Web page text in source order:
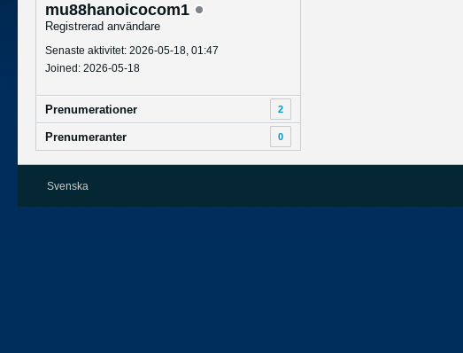
mu88hanoicocom1
Registrerad användare
Senaste aktivitet: 2026-05-18, 01:47
Joined: 2026-05-18
Prenumerationer 2
Prenumeranter 0
Svenska